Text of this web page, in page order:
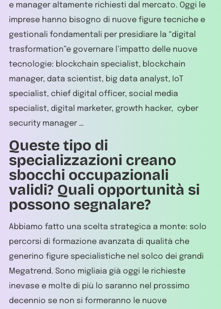
e manager altamente richiesti dal mercato. Oggi le
imprese hanno bisogno di nuove figure tecniche e
gestionali fondamentali per presidiare la “digital
trasformation”e governare l’impatto delle nuove
tecnologie: blockchain specialist, blockchain
manager, data scientist, big data analyst, IoT
specialist, chief digital officer, social media
specialist, digital marketer, growth hacker, cyber
security manager …
Queste tipo di
specializzazioni creano
sbocchi occupazionali
validi? Quali opportunità si
possono segnalare?
Abbiamo fatto una scelta strategica a monte: solo
percorsi di formazione avanzata di qualità che
generino figure specialistiche nel solco dei grandi
Megatrend. Sono migliaia già oggi le richieste
inevase e molte di più lo saranno nel prossimo
decennio se non si formeranno le nuove